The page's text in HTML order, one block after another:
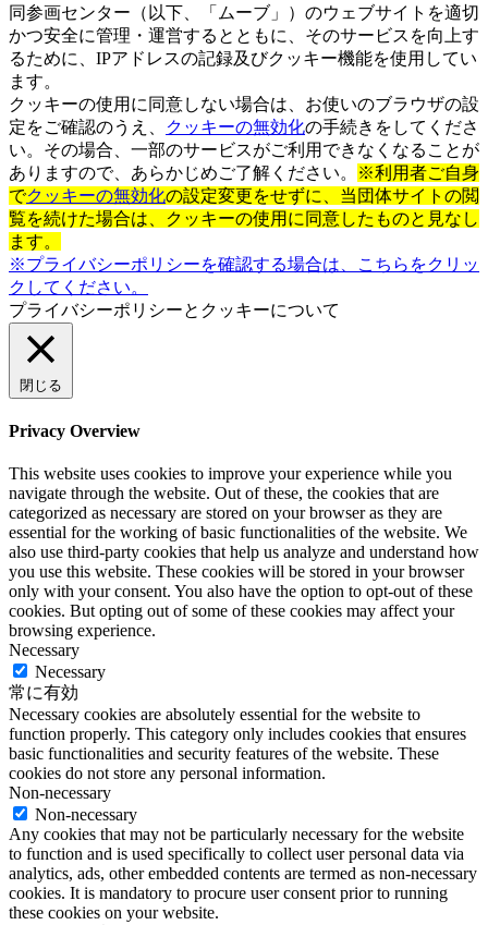
同参画センター（以下、「ムーブ」）のウェブサイトを適切
かつ安全に管理・運営するとともに、そのサービスを向上す
るために、IPアドレスの記録及びクッキー機能を使用してい
ます。
クッキーの使用に同意しない場合は、お使いのブラウザの設
定をご確認のうえ、
クッキーの無効化の手続きをしてくださ
い。その場合、一部のサービスがご利用できなくなることが
ありますので、あらかじめご了解ください。
※利用者ご自身
でクッキーの無効化の設定変更をせずに、当団体サイトの閲
覧を続けた場合は、クッキーの使用に同意したものと見なし
ます。
※プライバシーポリシーを確認する場合は、こちらをクリッ
クしてください。
プライバシーポリシーとクッキーについて
閉じる
Privacy Overview
This website uses cookies to improve your experience while you
navigate through the website. Out of these, the cookies that are
categorized as necessary are stored on your browser as they are
essential for the working of basic functionalities of the website. We
also use third-party cookies that help us analyze and understand how
you use this website. These cookies will be stored in your browser
only with your consent. You also have the option to opt-out of these
cookies. But opting out of some of these cookies may affect your
browsing experience.
Necessary
Necessary
常に有効
Necessary cookies are absolutely essential for the website to
function properly. This category only includes cookies that ensures
basic functionalities and security features of the website. These
cookies do not store any personal information.
Non-necessary
Non-necessary
Any cookies that may not be particularly necessary for the website
to function and is used specifically to collect user personal data via
analytics, ads, other embedded contents are termed as non-necessary
cookies. It is mandatory to procure user consent prior to running
these cookies on your website.